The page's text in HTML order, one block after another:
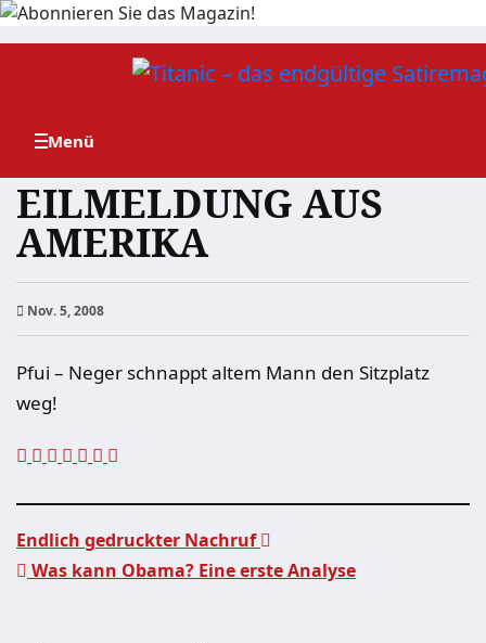
Zum
EILMELDUNG AUS
AMERIKA
Nov. 5, 2008
Pfui – Neger schnappt altem Mann den Sitzplatz
weg!
Endlich gedruckter Nachruf
Was kann Obama? Eine erste Analyse